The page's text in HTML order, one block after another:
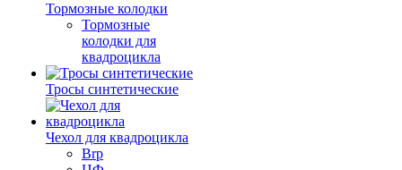
Тормозные колодки
Тормозные
колодки для
квадроцикла
Тросы синтетические
Чехол для квадроцикла
Brp